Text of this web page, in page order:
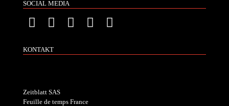
SOCIAL MEDIA
KONTAKT
Zeitblatt SAS
Feuille de temps France